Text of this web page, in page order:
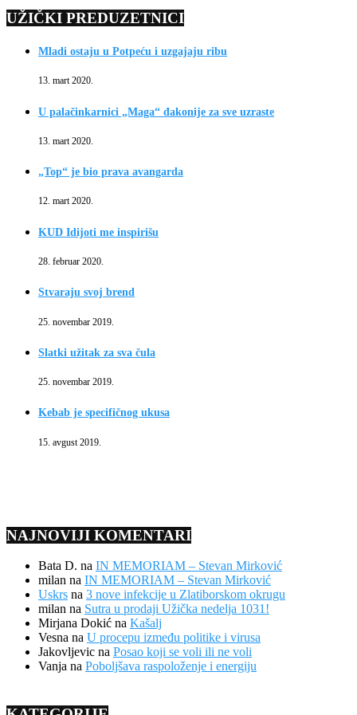
UŽIČKI PREDUZETNICI
Mladi ostaju u Potpeću i uzgajaju ribu
13. mart 2020.
U palačinkarnici „Maga“ đakonije za sve uzraste
13. mart 2020.
„Top“ je bio prava avangarda
12. mart 2020.
KUD Idijoti me inspirišu
28. februar 2020.
Stvaraju svoj brend
25. novembar 2019.
Slatki užitak za sva čula
25. novembar 2019.
Kebab je specifičnog ukusa
15. avgust 2019.
NAJNOVIJI KOMENTARI
Bata D. na IN MEMORIAM – Stevan Mirković
milan na IN MEMORIAM – Stevan Mirković
Uskrs na 3 nove infekcije u Zlatiborskom okrugu
milan na Sutra u prodaji Užička nedelja 1031!
Mirjana Dokić na Kašalj
Vesna na U procepu između politike i virusa
Jakovljevic na Posao koji se voli ili ne voli
Vanja na Poboljšava raspoloženje i energiju